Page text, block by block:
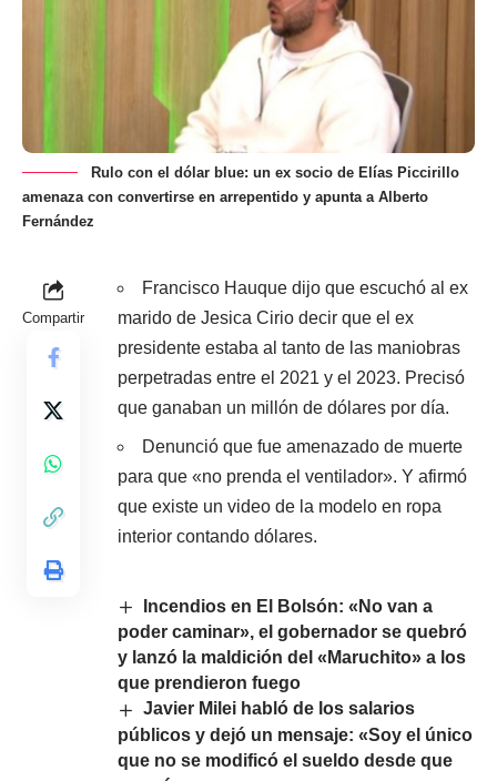
Rulo con el dólar blue: un ex socio de Elías Piccirillo
amenaza con convertirse en arrepentido y apunta a Alberto
Fernández
Compartir
Francisco Hauque dijo que escuchó al ex
marido de Jesica Cirio decir que el ex
presidente estaba al tanto de las maniobras
perpetradas entre el 2021 y el 2023. Precisó
que ganaban un millón de dólares por día.
Denunció que fue amenazado de muerte
para que «no prenda el ventilador». Y afirmó
que existe un video de la modelo en ropa
interior contando dólares.
Incendios en El Bolsón: «No van a
poder caminar», el gobernador se quebró
y lanzó la maldición del «Maruchito» a los
que prendieron fuego
Javier Milei habló de los salarios
públicos y dejó un mensaje: «Soy el único
que no se modificó el sueldo desde que